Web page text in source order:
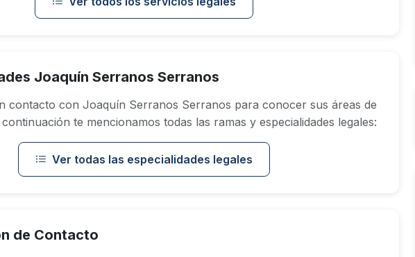
Joaquín Serranos Serranos
contacto con Joaquín Serranos Serranos para conocer sus áreas de
te mencionamos todas las ramas y especialidades legales:
Ver todas las especialidades legales
de Contacto